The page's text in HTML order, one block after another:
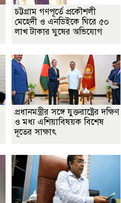
চট্টগ্রাম গণপূর্তে প্রকৌশলী
মেহেদী ও এনডিইকে ঘিরে ৫০
লাখ টাকার ঘুষের অভিযোগ
প্রধানমন্ত্রীর সঙ্গে যুক্তরাষ্ট্রের দক্ষিণ
ও মধ্য এশিয়াবিষয়ক বিশেষ
দূতের সাক্ষাৎ